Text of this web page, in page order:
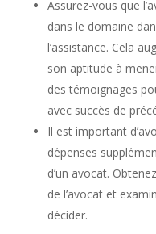
Assurez-vous que
dans le domaine
l’assistance. Cela
son aptitude à
des témoignages
avec succès de
Il est important
dépenses
d’un avocat.
de l’avocat et
décider.